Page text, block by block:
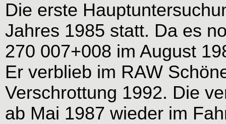
Die erste
Jahres 1985 statt. Da es
270 007+008 im August
Er verblieb im RAW
Verschrottung 1992. Die
ab Mai 1987 wieder im